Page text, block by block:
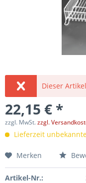
Dieser
22,15 € *
zzgl. MwSt.zzgl.
Lieferzeit
Merken
Artikel-Nr.: